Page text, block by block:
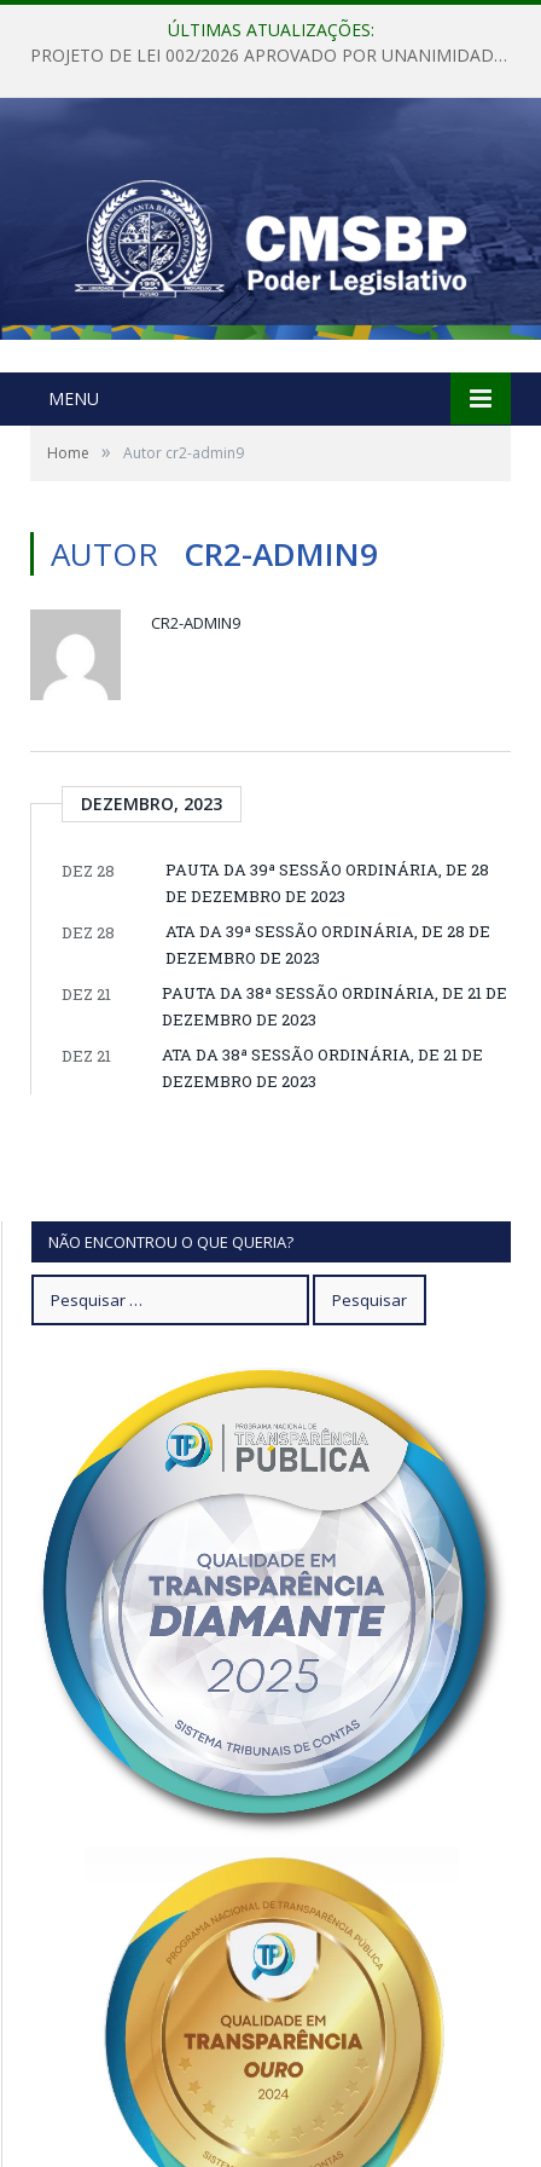
ÚLTIMAS ATUALIZAÇÕES:
PROJETO DE LEI 002/2026 APROVADO POR UNANIMIDADE EM SESSÃO ORDINÁRIA NESTA QUINTA – FEIRA 28 DE MAIO DE 2026
MENU
Home » Autor cr2-admin9
AUTOR CR2-ADMIN9
CR2-ADMIN9
DEZEMBRO, 2023
DEZ 28
PAUTA DA 39ª SESSÃO ORDINÁRIA, DE 28
DE DEZEMBRO DE 2023
DEZ 28
ATA DA 39ª SESSÃO ORDINÁRIA, DE 28 DE
DEZEMBRO DE 2023
DEZ 21
PAUTA DA 38ª SESSÃO ORDINÁRIA, DE 21 DE
DEZEMBRO DE 2023
DEZ 21
ATA DA 38ª SESSÃO ORDINÁRIA, DE 21 DE
DEZEMBRO DE 2023
NÃO ENCONTROU O QUE QUERIA?